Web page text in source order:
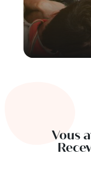
Vous